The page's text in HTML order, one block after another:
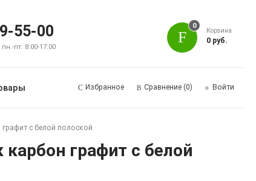
55-00
пт. 8:00-17:00
0
Корзина
0 руб.
Избранное Сравнение (0) Войти
с белой полоской
графит с белой